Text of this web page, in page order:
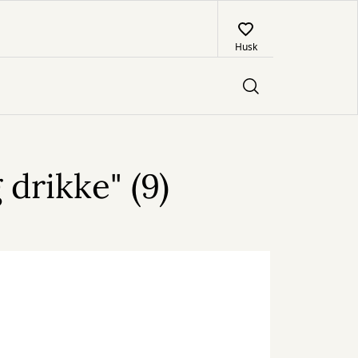
Husk
(9)